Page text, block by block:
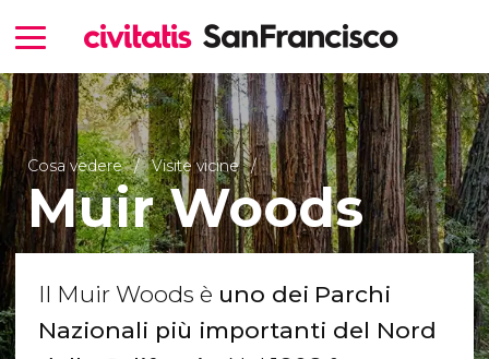
Cosa vedere Visite vicine
Muir Woods
Il Muir Woods è uno dei Parchi
Nazionali più importanti del Nord